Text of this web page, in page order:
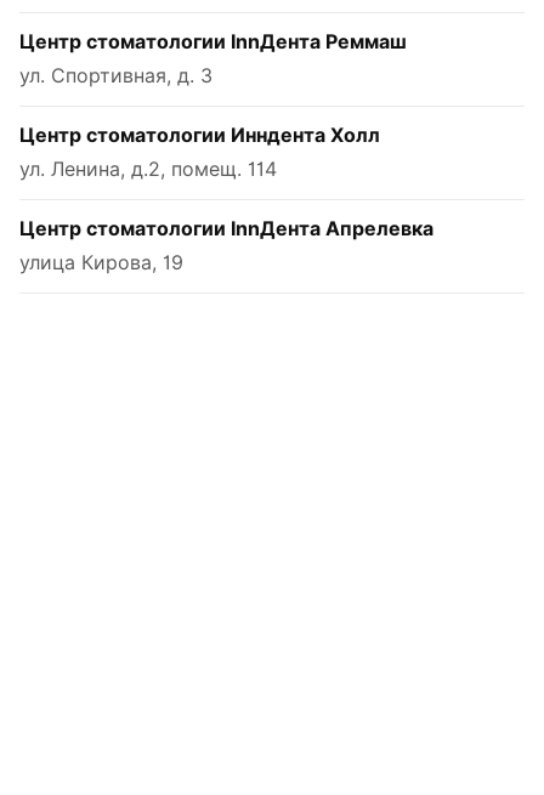
Центр стоматологии InnДента Реммаш
ул. Спортивная, д. 3
Центр стоматологии Инндента Холл
ул. Ленина, д.2, помещ. 114
Центр стоматологии InnДента Апрелевка
улица Кирова, 19